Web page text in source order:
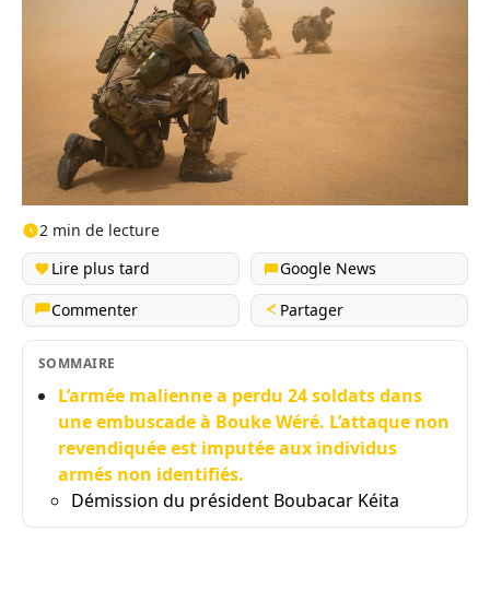
2 min de lecture
Lire plus tard
Google News
Commenter
Partager
SOMMAIRE
L’armée malienne a perdu 24 soldats dans
une embuscade à Bouke Wéré. L’attaque non
revendiquée est imputée aux individus
armés non identifiés.
Démission du président Boubacar Kéita